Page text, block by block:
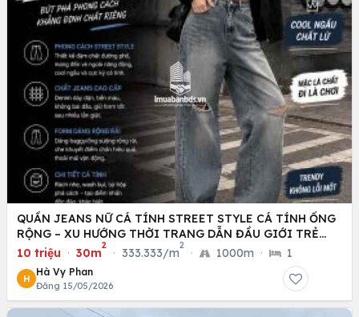
QUẦN JEANS NỮ CÁ TÍNH STREET STYLE CÁ TÍNH ỐNG
RỘNG – XU HƯỚNG THỜI TRANG DẪN ĐẦU GIỚI TRẺ
HIỆN NAY
10 triệu · 30m
2
· 333.333/m
2
· 1000m · 1
H
Hà Vy Phan
Đăng 15/05/2026